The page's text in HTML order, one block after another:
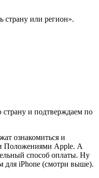
или регион».
и подтверждаем по
ознакомиться и
Положениями Apple. А
способ оплаты. Ну
для iPhone (смотри выше).